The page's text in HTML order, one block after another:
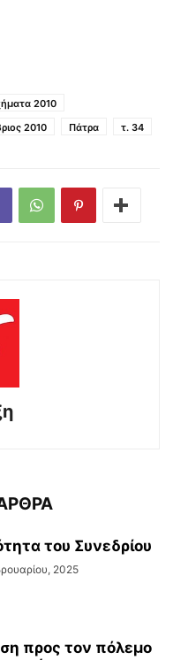
2010
2010 Πάτρα τ. 34
του Συνεδρίου
2025
προς τον πόλεμο